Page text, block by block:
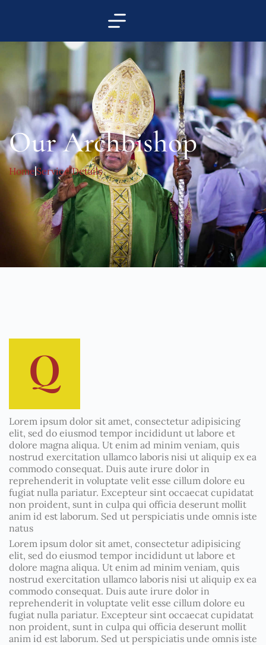
Our Archbishop
HomeService Details
Q
Lorem ipsum dolor sit amet, consectetur adipisicing
elit, sed do eiusmod tempor incididunt ut labore et
dolore magna aliqua. Ut enim ad minim veniam, quis
nostrud exercitation ullamco laboris nisi ut aliquip ex ea
commodo consequat. Duis aute irure dolor in
reprehenderit in voluptate velit esse cillum dolore eu
fugiat nulla pariatur. Excepteur sint occaecat cupidatat
non proident, sunt in culpa qui officia deserunt mollit
anim id est laborum. Sed ut perspiciatis unde omnis iste
natus
Lorem ipsum dolor sit amet, consectetur adipisicing
elit, sed do eiusmod tempor incididunt ut labore et
dolore magna aliqua. Ut enim ad minim veniam, quis
nostrud exercitation ullamco laboris nisi ut aliquip ex ea
commodo consequat. Duis aute irure dolor in
reprehenderit in voluptate velit esse cillum dolore eu
fugiat nulla pariatur. Excepteur sint occaecat cupidatat
non proident, sunt in culpa qui officia deserunt mollit
anim id est laborum. Sed ut perspiciatis unde omnis iste